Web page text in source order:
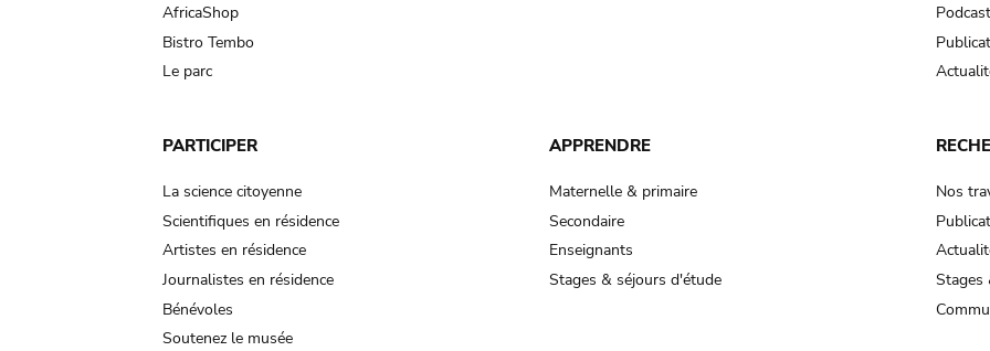
AfricaShop
Bistro Tembo
Le parc
PARTICIPER
La science citoyenne
Scientifiques en résidence
Artistes en résidence
Journalistes en résidence
Bénévoles
Soutenez le musée
APPRENDRE
Maternelle & primaire
Secondaire
Enseignants
Stages & séjours d'étude
Nos
Stages